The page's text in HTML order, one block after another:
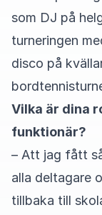
som DJ på
turneringen
disco på
Vilka är dina
funktionär?
– Att jag fått
alla deltagare
tillbaka till